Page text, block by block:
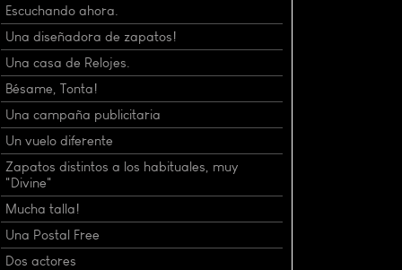
Escuchando ahora.
Una diseñadora de zapatos!
Una casa de Relojes.
Bésame, Tonta!
Una campaña publicitaria
Un vuelo diferente
Zapatos distintos a los habituales, muy
"Divine"
Mucha talla!
Una Postal Free
Dos actores